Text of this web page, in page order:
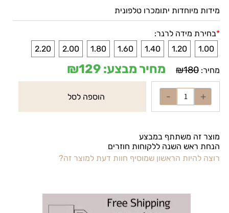
מידות מיוחדות יתומכרו טלפונית
בחירת מידה לרנר:
1.00
1.20
1.40
1.60
1.80
2.00
2.20
מחיר: ₪180 מחיר מבצע: ₪129
הוספה לסל
מוצר זה משתתף במבצע
הנחת ראש השנה ללקוחות חוזרים
רוצה להיות הראשון שמוסיף חוות דעת למוצר זה?